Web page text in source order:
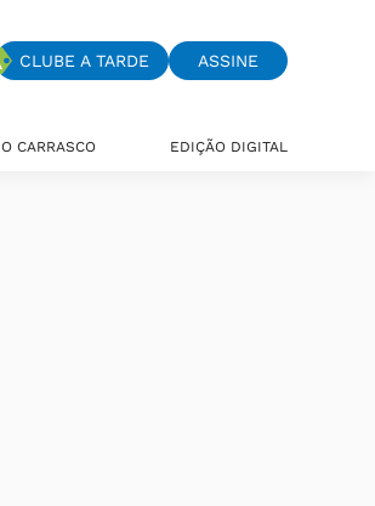
CLUBE A TARDE ASSINE
O CARRASCO EDIÇÃO DIGITAL